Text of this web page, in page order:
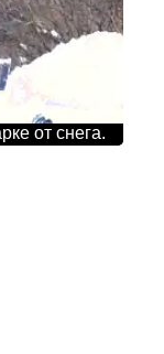
от снега.